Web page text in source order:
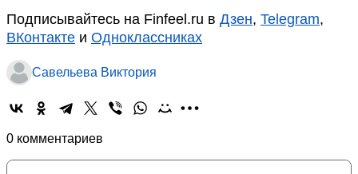
Подписывайтесь на Finfeel.ru в Дзен, Telegram,
ВКонтакте и Одноклассниках
Савельева Виктория
0 комментариев